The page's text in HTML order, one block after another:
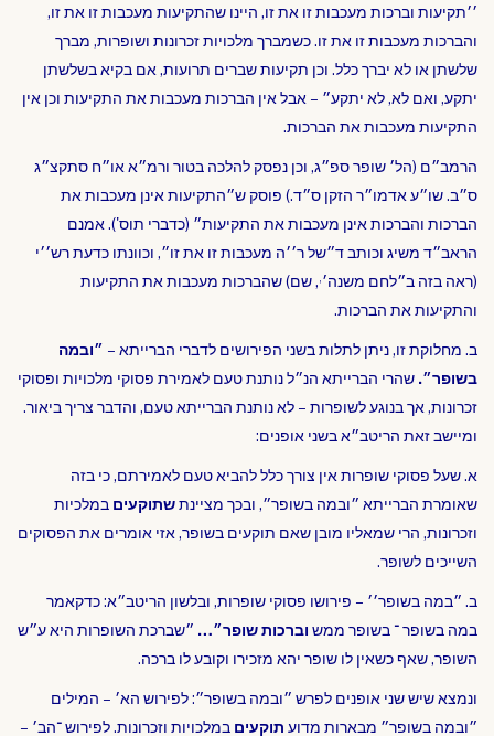
׳׳תקיעות וברכות מעכבות זו את זו, היינו שהתקיעות מעכבות זו את זו,
והברכות מעכבות זו את זו. כשמברך מלכויות זכרונות ושופרות, מברך
שלשתן או לא יברך כלל. וכן תקיעות שברים תרועות, אם בקיא בשלשתן
יתקע, ואם לא, לא יתקע״ – אבל אין הברכות מעכבות את התקיעות וכן אין
התקיעות מעכבות את הברכות.
הרמב״ם (הל׳ שופר ספ״ג, וכן נפסק להלכה בטור ורמ״א או״ח סתקצ״ג
ס״ב. שו״ע אדמו״ר הזקן ס״ד.) פוסק ש״התקיעות אינן מעכבות את
הברכות והברכות אינן מעכבות את התקיעות״ (כדברי תוס'). אמנם
הראב״ד משיג וכותב ד״של ר׳׳ה מעכבות זו את זו״, וכוונתו כדעת רש׳׳י
(ראה בזה ב״לחם משנה׳ , שם) שהברכות מעכבות את התקיעות
והתקיעות את הברכות.
ב. מחלוקת זו, ניתן לתלות בשני הפירושים לדברי הברייתא – ״ובמה
בשופר״. שהרי הברייתא הנ״ל נותנת טעם לאמירת פסוקי מלכויות ופסוקי
זכרונות, אך בנוגע לשופרות – לא נותנת הברייתא טעם, והדבר צריך ביאור.
ומיישב זאת הריטב״א בשני אופנים:
א. שעל פסוקי שופרות אין צורך כלל להביא טעם לאמירתם, כי בזה
שאומרת הברייתא ״ובמה בשופר״, ובכך מציינתשתוקעים במלכיות
וזכרונות, הרי שמאליו מובן שאם תוקעים בשופר, אזי אומרים את הפסוקים
השייכים לשופר.
ב. ״במה בשופר׳׳ – פירושו פסוקי שופרות, ובלשון הריטב״א: כדקאמר
במה בשופר ־ בשופר ממש וברכות שופר״… ״שברכת השופרות היא ע״ש
השופר, שאף כשאין לו שופר יהא מזכירו וקובע לו ברכה.
ונמצא שיש שני אופנים לפרש ״ובמה בשופר״: לפירוש הא׳ – המילים
״ובמה בשופר״ מבארות מדוע תוקעים במלכויות וזכרונות. לפירוש ־הב׳ –